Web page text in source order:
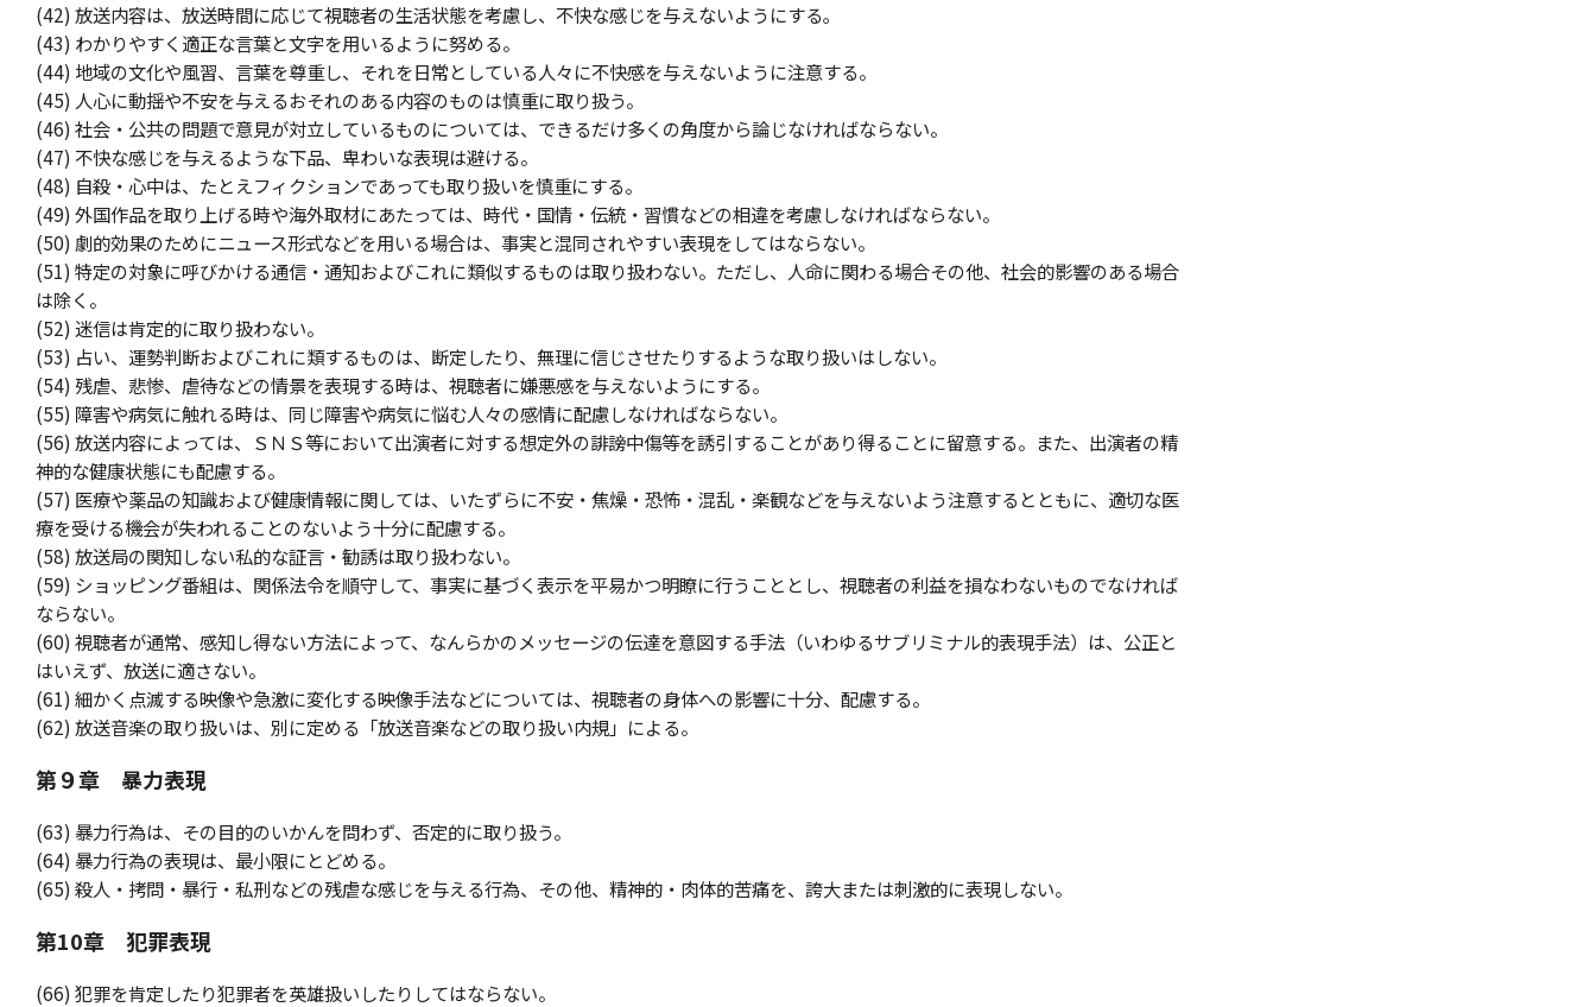
(42) 放送内容は、放送時間に応じて視聴者の生活状態を考慮し、不快な感じを与えないようにする｡
(43) わかりやすく適正な言葉と文字を用いるように努める。
(44) 地域の文化や風習、言葉を尊重し、それを日常としている人々に不快感を与えないように注意する。
(45) 人心に動揺や不安を与えるおそれのある内容のものは慎重に取り扱う。
(46) 社会・公共の問題で意見が対立しているものについては、できるだけ多くの角度から論じなければならない。
(47) 不快な感じを与えるような下品、卑わいな表現は避ける。
(48) 自殺・心中は、たとえフィクションであっても取り扱いを慎重にする。
(49) 外国作品を取り上げる時や海外取材にあたっては、時代・国情・伝統・習慣などの相違を考慮しなければならない。
(50) 劇的効果のためにニュース形式などを用いる場合は、事実と混同されやすい表現をしてはならない。
(51) 特定の対象に呼びかける通信・通知およびこれに類似するものは取り扱わない。ただし、人命に関わる場合その他、社会的影響のある場合
は除く。
(52) 迷信は肯定的に取り扱わない。
(53) 占い、運勢判断およびこれに類するものは、断定したり、無理に信じさせたりするような取り扱いはしない。
(54) 残虐、悲惨、虐待などの情景を表現する時は、視聴者に嫌悪感を与えないようにする。
(55) 障害や病気に触れる時は、同じ障害や病気に悩む人々の感情に配慮しなければならない。
(56) 放送内容によっては、ＳＮＳ等において出演者に対する想定外の誹謗中傷等を誘引することがあり得ることに留意する。また、出演者の精
神的な健康状態にも配慮する。
(57) 医療や薬品の知識および健康情報に関しては、いたずらに不安・焦燥・恐怖・混乱・楽観などを与えないよう注意するとともに、適切な医
療を受ける機会が失われることのないよう十分に配慮する。
(58) 放送局の関知しない私的な証言・勧誘は取り扱わない。
(59) ショッピング番組は、関係法令を順守して、事実に基づく表示を平易かつ明瞭に行うこととし、視聴者の利益を損なわないものでなければ
ならない。
(60) 視聴者が通常、感知し得ない方法によって、なんらかのメッセージの伝達を意図する手法（いわゆるサブリミナル的表現手法）は、公正と
はいえず、放送に適さない。
(61) 細かく点滅する映像や急激に変化する映像手法などについては、視聴者の身体への影響に十分、配慮する。
(62) 放送音楽の取り扱いは、別に定める「放送音楽などの取り扱い内規」による。
第９章 暴力表現
(63) 暴力行為は、その目的のいかんを問わず、否定的に取り扱う。
(64) 暴力行為の表現は、最小限にとどめる。
(65) 殺人・拷問・暴行・私刑などの残虐な感じを与える行為、その他、精神的・肉体的苦痛を、誇大または刺激的に表現しない。
第10章 犯罪表現
(66) 犯罪を肯定したり犯罪者を英雄扱いしたりしてはならない。